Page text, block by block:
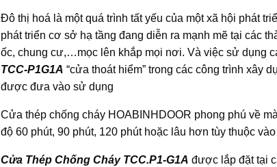
Đô thị hoá là một quá trình tất yếu của một xã hội phát
phát triển cơ sở hạ tầng đang diễn ra mạnh mẽ tại các
ốc, chung cư,…mọc lên khắp mọi nơi. Và việc sử dụng
TCC-P1G1A “cửa thoát hiểm” trong các công trình xây
được đưa vào sử dụng
Cửa thép chống cháy HOABINHDOOR phong phú về
độ 60 phút, 90 phút, 120 phút hoặc lâu hơn tùy thuộc
Cửa Thép Chống Cháy TCC.P1-G1A được lắp đặt tại